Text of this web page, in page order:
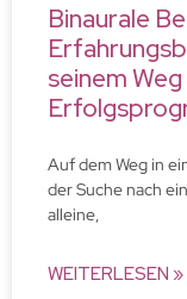
Binaurale
seinem
Auf dem Weg in
der Suche nach
alleine,
WEITERLESEN »